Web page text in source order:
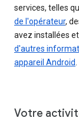
services, telles
de l'opérateur,
avez installées
d'autres
appareil Android.
Votre